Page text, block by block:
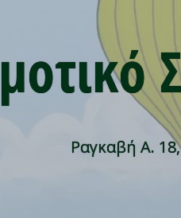
Ραγκαβή Α.